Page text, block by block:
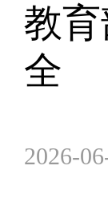
教
全
2026-